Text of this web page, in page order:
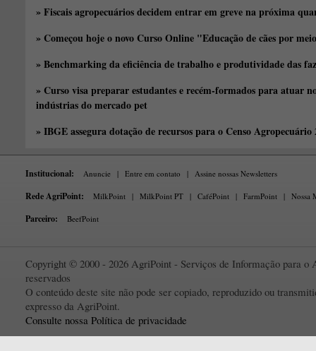
» Fiscais agropecuários decidem entrar em greve na próxima
» Começou hoje o novo Curso Online "Educação de cães por
» Benchmarking da eficiência de trabalho e produtividade das
» Curso visa preparar estudantes e recém-formados para atuar
indústrias do mercado pet
» IBGE assegura dotação de recursos para o Censo Agropecuário
Institucional: Anuncie | Entre em contato | Assine nossas Newsletters
Rede AgriPoint: MilkPoint | MilkPoint PT | CaféPoint | FarmPoint | Nossa
Parceiro: BeefPoint
Copyright © 2000 - 2026 AgriPoint - Serviços de Informação para o
reservados
O conteúdo deste site não pode ser copiado, reproduzido ou
expresso da AgriPoint.
Consulte nossa Política de privacidade